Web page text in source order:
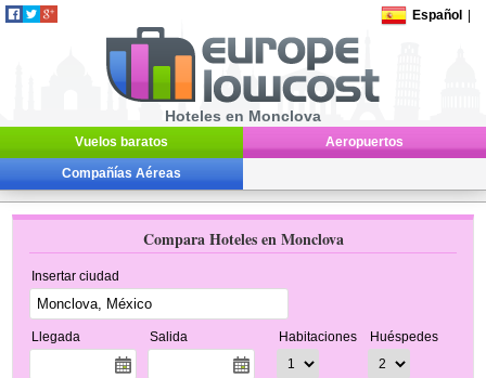
Español
Hoteles en Monclova
Vuelos baratos Aeropuertos
Compañías Aéreas
Compara Hoteles en Monclova
Insertar ciudad
Llegada Salida Habitaciones Huéspedes